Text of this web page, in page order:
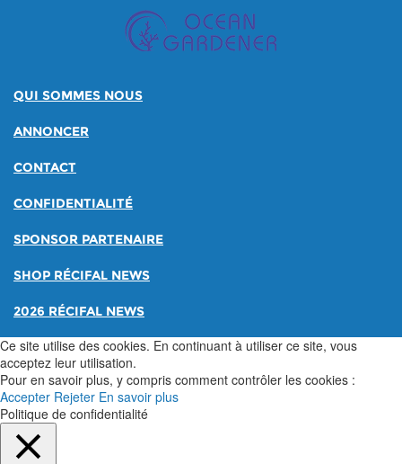
QUI SOMMES NOUS
ANNONCER
CONTACT
CONFIDENTIALITÉ
SPONSOR PARTENAIRE
SHOP RÉCIFAL NEWS
2026 RÉCIFAL NEWS
Ce site utilise des cookies. En continuant à utiliser ce site, vous
acceptez leur utilisation.
Pour en savoir plus, y compris comment contrôler les cookies :
Accepter Rejeter En savoir plus
Politique de confidentialité